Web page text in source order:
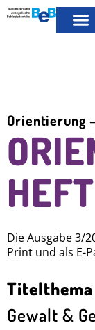
Orientierung
Die Ausgabe 3/
Print und als E-
Titelthema
Gewalt &